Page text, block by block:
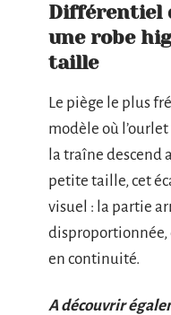
Différentiel
une robe
taille
Le piège le plus
modèle où
la traîne descend
petite taille, cet
visuel : la partie
disproportionnée,
en continuité.
A découvrir